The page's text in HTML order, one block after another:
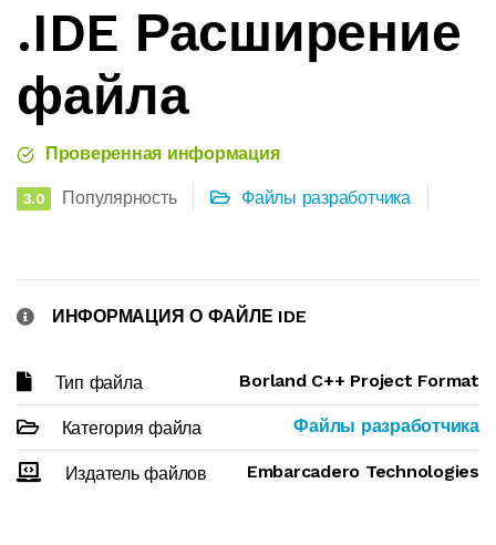
.IDE Расширение
файла
Проверенная информация
3.0 Популярность Файлы разработчика
ИНФОРМАЦИЯ О ФАЙЛЕ IDE
Тип файла Borland C++ Project Format
Категория файла Файлы разработчика
Издатель файлов Embarcadero Technologies